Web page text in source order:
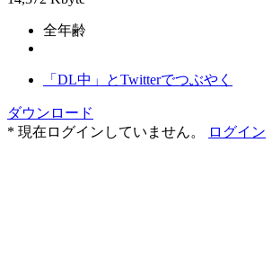
全年齢
「DL中」とTwitterでつぶやく
ダウンロード
* 現在ログインしていません。
ログイン